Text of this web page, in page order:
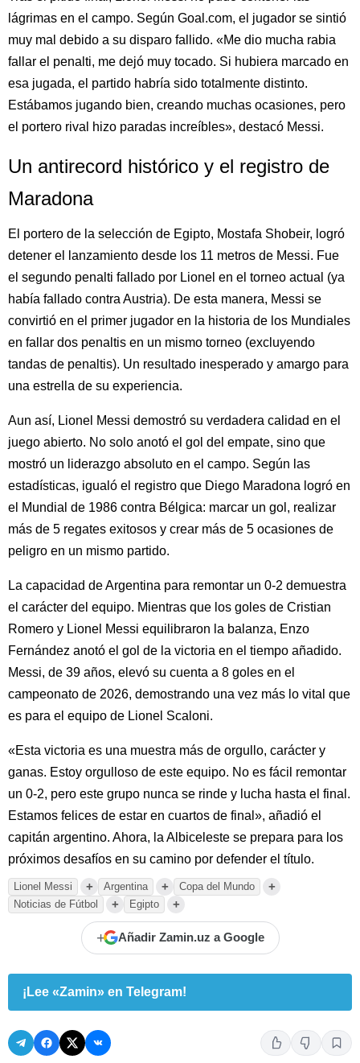
lágrimas en el campo. Según Goal.com, el jugador se sintió
muy mal debido a su disparo fallido. «Me dio mucha rabia
fallar el penalti, me dejó muy tocado. Si hubiera marcado en
esa jugada, el partido habría sido totalmente distinto.
Estábamos jugando bien, creando muchas ocasiones, pero
el portero rival hizo paradas increíbles», destacó Messi.
Un antirecord histórico y el registro de
Maradona
El portero de la selección de Egipto, Mostafa Shobeir, logró
detener el lanzamiento desde los 11 metros de Messi. Fue
el segundo penalti fallado por Lionel en el torneo actual (ya
había fallado contra Austria). De esta manera, Messi se
convirtió en el primer jugador en la historia de los Mundiales
en fallar dos penaltis en un mismo torneo (excluyendo
tandas de penaltis). Un resultado inesperado y amargo para
una estrella de su experiencia.
Aun así, Lionel Messi demostró su verdadera calidad en el
juego abierto. No solo anotó el gol del empate, sino que
mostró un liderazgo absoluto en el campo. Según las
estadísticas, igualó el registro que Diego Maradona logró en
el Mundial de 1986 contra Bélgica: marcar un gol, realizar
más de 5 regates exitosos y crear más de 5 ocasiones de
peligro en un mismo partido.
La capacidad de Argentina para remontar un 0-2 demuestra
el carácter del equipo. Mientras que los goles de Cristian
Romero y Lionel Messi equilibraron la balanza, Enzo
Fernández anotó el gol de la victoria en el tiempo añadido.
Messi, de 39 años, elevó su cuenta a 8 goles en el
campeonato de 2026, demostrando una vez más lo vital que
es para el equipo de Lionel Scaloni.
«Esta victoria es una muestra más de orgullo, carácter y
ganas. Estoy orgulloso de este equipo. No es fácil remontar
un 0-2, pero este grupo nunca se rinde y lucha hasta el final.
Estamos felices de estar en cuartos de final», añadió el
capitán argentino. Ahora, la Albiceleste se prepara para los
próximos desafíos en su camino por defender el título.
Lionel Messi + Argentina + Copa del Mundo +
Noticias de Fútbol + Egipto +
+ Añadir Zamin.uz a Google
¡Lee «Zamin» en Telegram!